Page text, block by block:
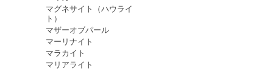
マグネサイト（ハウライ
ト）
マザーオブパール
マーリナイト
マラカイト
マリアライト